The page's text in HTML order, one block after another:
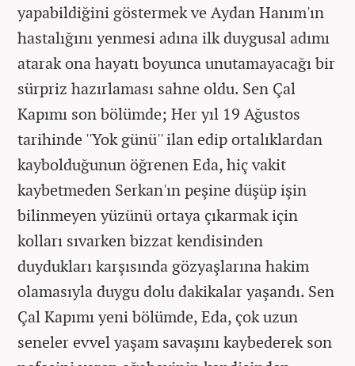
yapabildiğini göstermek ve Aydan Hanım'ın
hastalığını yenmesi adına ilk duygusal adımı
atarak ona hayatı boyunca unutamayacağı bir
sürpriz hazırlaması sahne oldu. Sen Çal
Kapımı son bölümde; Her yıl 19 Ağustos
tarihinde ''Yok günü'' ilan edip ortalıklardan
kaybolduğunun öğrenen Eda, hiç vakit
kaybetmeden Serkan'ın peşine düşüp işin
bilinmeyen yüzünü ortaya çıkarmak için
kolları sıvarken bizzat kendisinden
duydukları karşısında gözyaşlarına hakim
olamasıyla duygu dolu dakikalar yaşandı. Sen
Çal Kapımı yeni bölümde, Eda, çok uzun
seneler evvel yaşam savaşını kaybederek son